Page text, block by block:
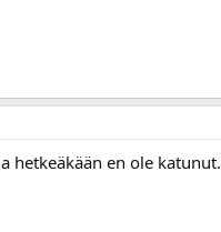
hetkeäkään en ole katunut.